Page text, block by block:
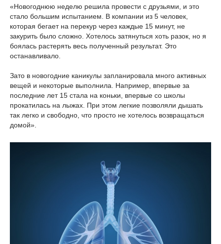
«Новогоднюю неделю решила провести с друзьями, и это
стало большим испытанием. В компании из 5 человек,
которая бегает на перекур через каждые 15 минут, не
закурить было сложно. Хотелось затянуться хоть разок, но я
боялась растерять весь полученный результат. Это
останавливало.
Зато в новогодние каникулы запланировала много активных
вещей и некоторые выполнила. Например, впервые за
последние лет 15 стала на коньки, впервые со школы
прокатилась на лыжах. При этом легкие позволяли дышать
так легко и свободно, что просто не хотелось возвращаться
домой».